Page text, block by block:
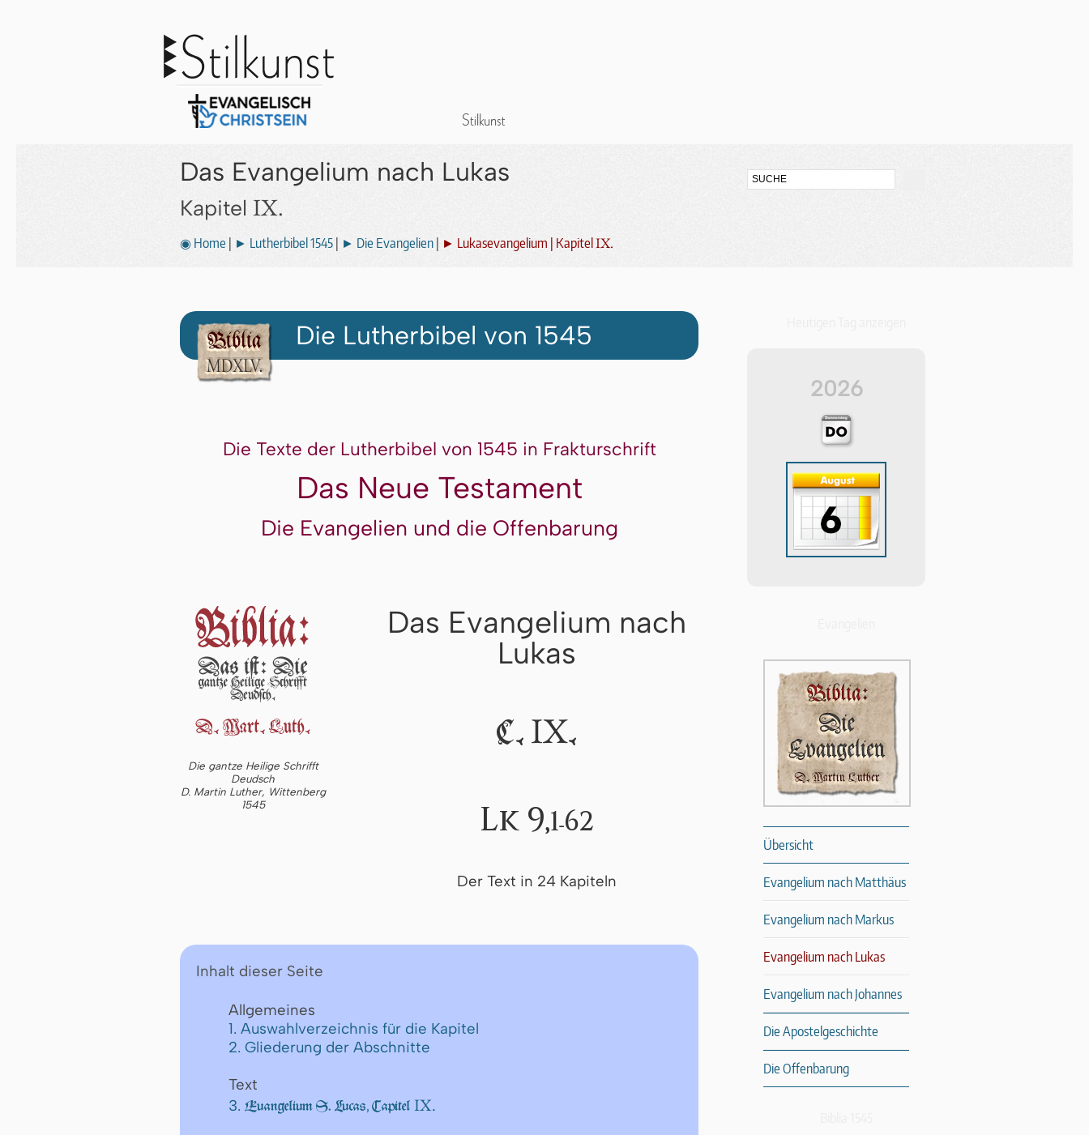
Das Evangelium nach Lukas
Kapitel IX.
◉ Home ► Lutherbibel 1545 ► Die Evangelien ► Lukasevangelium | Kapitel IX.
Die Lutherbibel von 1545
Die Texte der Lutherbibel von 1545 in Frakturschrift
Das Neue Testament
Die Evangelien und die Offenbarung
Die gantze Heilige Schrifft
Deudsch
D. Martin Luther, Wittenberg
1545
Das Evangelium nach
Lukas
C. IX.
Lk 9,1-62
Der Text in 24 Kapiteln
Inhalt dieser Seite
Allgemeines
1. Auswahlverzeichnis für die Kapitel
2. Gliederung der Abschnitte
Text
3. Euangelium S. Lucas, Capitel IX.
2026
Übersicht
Evangelium nach Matthäus
Evangelium nach Markus
Evangelium nach Lukas
Evangelium nach Johannes
Die Apostelgeschichte
Die Offenbarung